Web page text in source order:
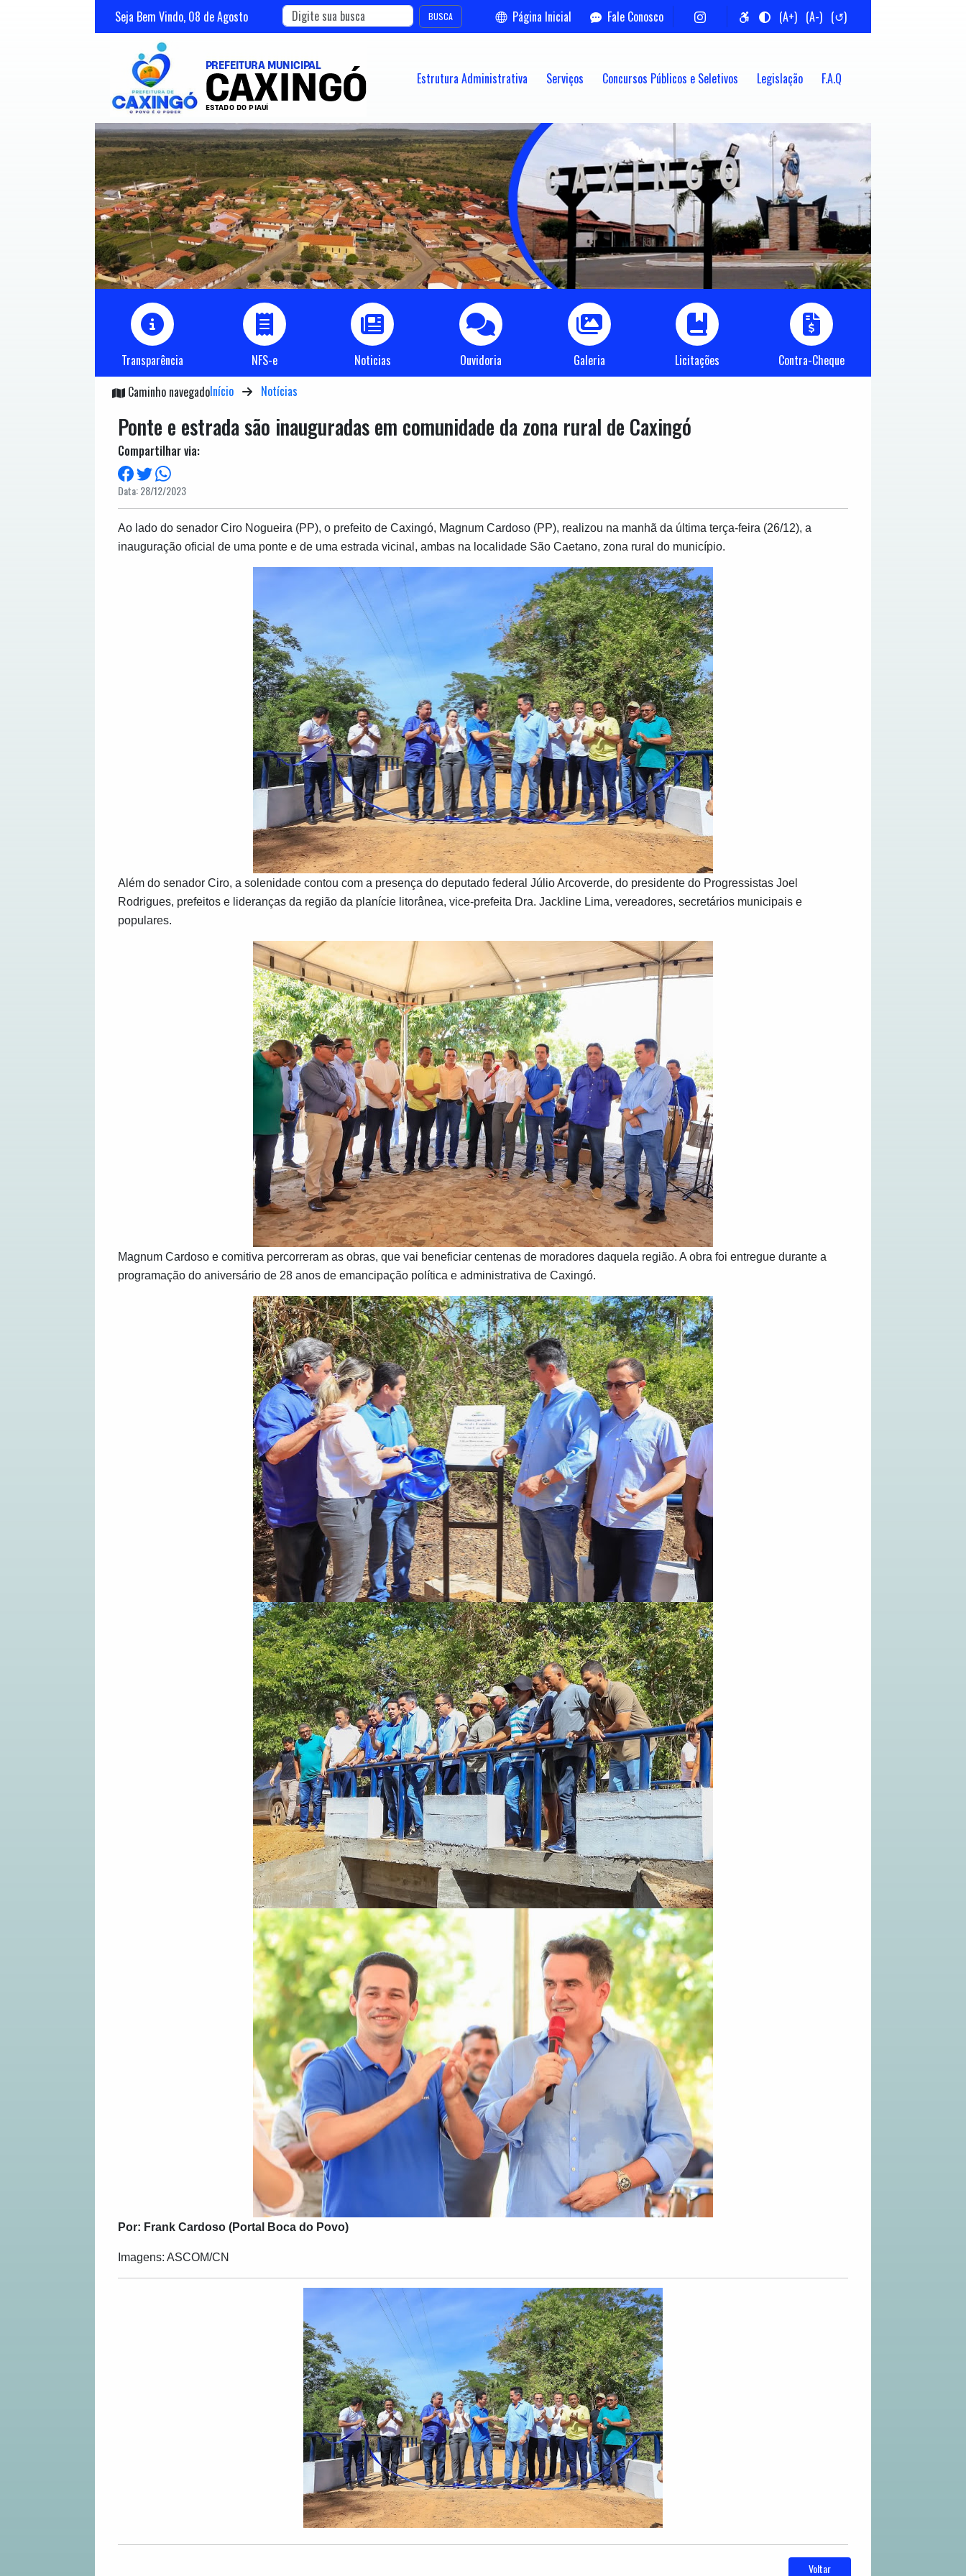
Seja Bem Vindo, 08 deAgosto BUSCA Página Inicial Fale Conosco (A+) (A-) (↺)
Estrutura Administrativa Serviços Concursos Públicos e Seletivos Legislação F.A.Q
Transparência NFS-e Noticias Ouvidoria Galeria Licitações
Contra-Cheque
Caminho navegadoInício Notícias
Ponte e estrada são inauguradas em comunidade da zona rural de Caxingó
Compartilhar via:
Data: 28/12/2023
Ao lado do senador Ciro Nogueira (PP), o prefeito de Caxingó, Magnum Cardoso (PP), realizou na manhã da última terça-feira (26/12), a
inauguração oficial de uma ponte e de uma estrada vicinal, ambas na localidade São Caetano, zona rural do município.
Além do senador Ciro, a solenidade contou com a presença do deputado federal Júlio Arcoverde, do presidente do Progressistas Joel
Rodrigues, prefeitos e lideranças da região da planície litorânea, vice-prefeita Dra. Jackline Lima, vereadores, secretários municipais e
populares.
Magnum Cardoso e comitiva percorreram as obras, que vai beneficiar centenas de moradores daquela região. A obra foi entregue durante a
programação do aniversário de 28 anos de emancipação política e administrativa de Caxingó.
Por: Frank Cardoso (Portal Boca do Povo)
Imagens: ASCOM/CN
Voltar